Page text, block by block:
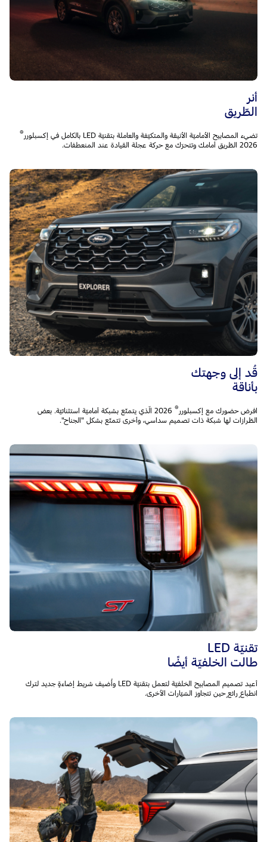
أنر
الطّريق
تضيء المصابيح الأماميّة الأنيقة والمتكيّفة والعاملة بتقنيّة LED بالكامل في إكسبلورر ®
2026 الطّريق أمامك وتتحرّك مع حركة عجلة القيادة عند المنعطفات.
قُد إلى وجهتك
بأناقة
افرض حضورك مع إكسبلورر®
2026 الّذي يتمتّع بشبكة أماميّة استثنائيّة. بعض
الطّرازات لها شبكة ذات تصميم سداسي، وأخرى تتمتّع بشكل "الجناح".
تقنيّة LED
طالت الخلفيّة أيضًا
أعيد تصميم المصابيح الخلفيّة لتعمل بتقنيّة LED وأُضيف شريط إضاءةٍ جديد لترك
انطباعٍ رائعٍ حين تتجاوز السّيّارات الأخرى.